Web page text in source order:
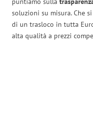
soluzioni su misura. Che
di un trasloco in tutta
alta qualità a prezzi